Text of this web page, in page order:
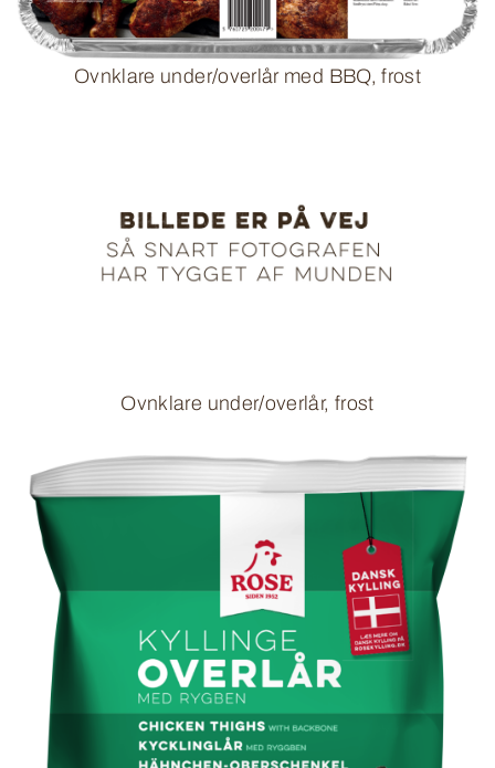
Ovnklare under/overlår med BBQ, frost
Ovnklare under/overlår, frost